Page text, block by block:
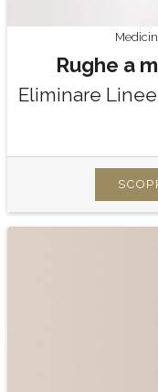
Rughe a
Eliminare